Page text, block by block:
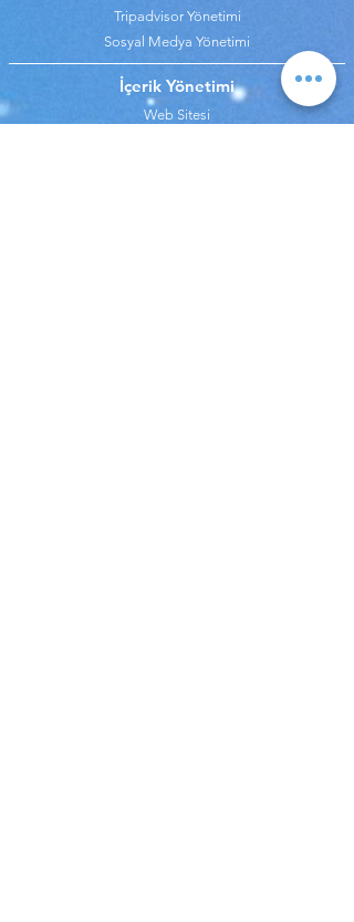
Tripadvisor Yönetimi
Sosyal Medya Yönetimi
İçerik Yönetimi
Web Sitesi